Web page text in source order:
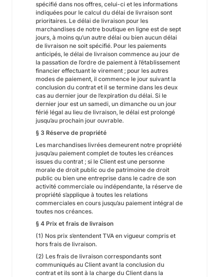
spécifié dans nos offres, celui-ci et les informations
indiquées pour le calcul du délai de livraison sont
prioritaires. Le délai de livraison pour les
marchandises de notre boutique en ligne est de sept
jours, à moins qu’un autre délai ou bien aucun délai
de livraison ne soit spécifié. Pour les paiements
anticipés, le délai de livraison commence au jour de
la passation de l’ordre de paiement à l’établissement
financier effectuant le virement ; pour les autres
modes de paiement, il commence le jour suivant la
conclusion du contrat et il se termine dans les deux
cas au dernier jour de l’expiration du délai. Si le
dernier jour est un samedi, un dimanche ou un jour
férié légal au lieu de livraison, le délai est prolongé
jusqu’au prochain jour ouvrable.
§ 3 Réserve de propriété
Les marchandises livrées demeurent notre propriété
jusqu’au paiement complet de toutes les créances
issues du contrat ; si le Client est une personne
morale de droit public ou de patrimoine de droit
public ou bien une entreprise dans le cadre de son
activité commerciale ou indépendante, la réserve de
propriété s’applique à toutes les relations
commerciales en cours jusqu’au paiement intégral de
toutes nos créances.
§ 4 Prix et frais de livraison
(1) Nos prix s’entendent TVA en vigueur compris et
hors frais de livraison.
(2) Les frais de livraison correspondants sont
communiqués au Client avant la conclusion du
contrat et ils sont à la charge du Client dans la